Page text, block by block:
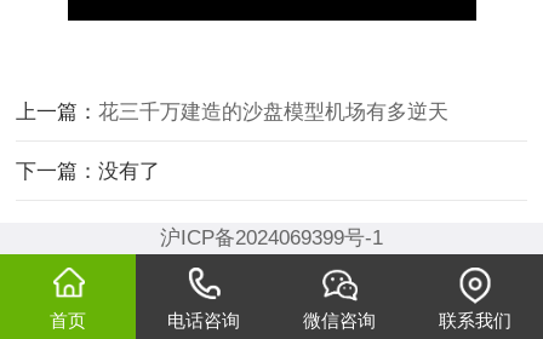
上一篇：花三千万建造的沙盘模型机场有多逆天
下一篇：没有了
沪ICP备2024069399号-1
首页 电话咨询 微信咨询 联系我们